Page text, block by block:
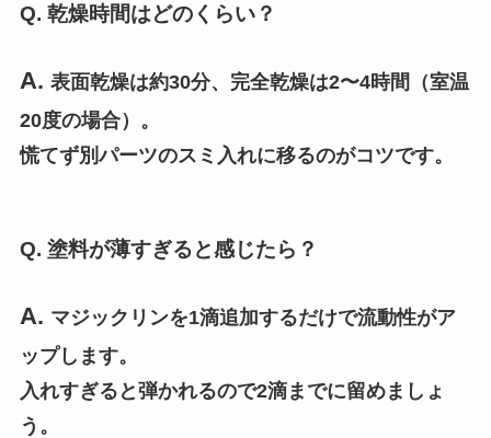
Q. 乾燥時間はどのくらい？
A. 表面乾燥は約30分、完全乾燥は2〜4時間（室温
20度の場合）。
慌てず別パーツのスミ入れに移るのがコツです。
Q. 塗料が薄すぎると感じたら？
A. マジックリンを1滴追加するだけで流動性がア
ップします。
入れすぎると弾かれるので2滴までに留めましょ
う。